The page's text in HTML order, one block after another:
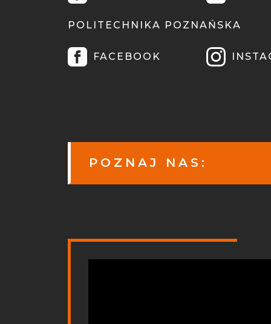
POLITECHNIKA POZNAŃSKA
FACEBOOK
POZNAJ NAS: